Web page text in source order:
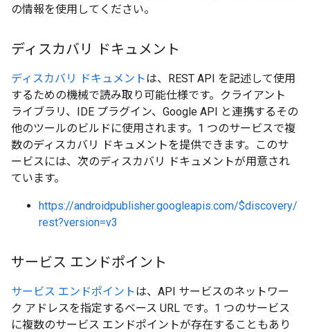
の情報を使用してください。
ディスカバリ ドキュメント
ディスカバリ ドキュメントは、REST API を記述して使用
するための機械で読み取り可能仕様です。クライアント
ライブラリ、IDE プラグイン、Google API と連携するその
他のツールのビルドに使用されます。1 つのサービスで複
数のディスカバリ ドキュメントを提供できます。このサ
ービスには、次のディスカバリ ドキュメントが用意され
ています。
https://androidpublisher.googleapis.com/$discovery/
rest?version=v3
サービス エンドポイント
サービス エンドポイントは、API サービスのネットワー
ク アドレスを指定するベース URL です。1 つのサービス
に複数のサービス エンドポイントが存在することもあり